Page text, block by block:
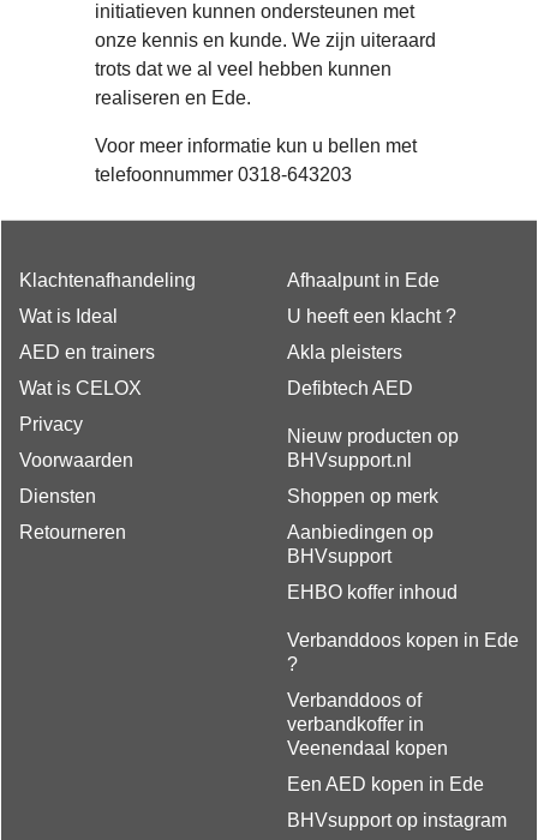
initiatieven kunnen ondersteunen met
onze kennis en kunde. We zijn uiteraard
trots dat we al veel hebben kunnen
realiseren en Ede.
Voor meer informatie kun u bellen met
telefoonnummer 0318-643203
Klachtenafhandeling
Wat is Ideal
AED en trainers
Wat is CELOX
Privacy
Voorwaarden
Diensten
Retourneren
Afhaalpunt in Ede
U heeft een klacht ?
Akla pleisters
Defibtech AED
Nieuw producten op
BHVsupport.nl
Shoppen op merk
Aanbiedingen op
BHVsupport
EHBO koffer inhoud
Verbanddoos kopen in Ede
?
Verbanddoos of
verbandkoffer in
Veenendaal kopen
Een AED kopen in Ede
BHVsupport op instagram